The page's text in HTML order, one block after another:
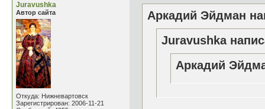
Juravushka
Автор сайта
Откуда: Нижневартовск
Зарегистрирован: 2006-11-21
Аркадий Эйдман
Juravushka
Аркадий